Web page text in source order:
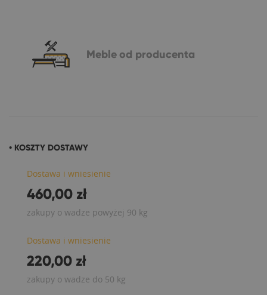
Meble od producenta
• KOSZTY DOSTAWY
Dostawa i wniesienie
460,00 zł
zakupy o wadze powyżej 90 kg
Dostawa i wniesienie
220,00 zł
zakupy o wadze do 50 kg